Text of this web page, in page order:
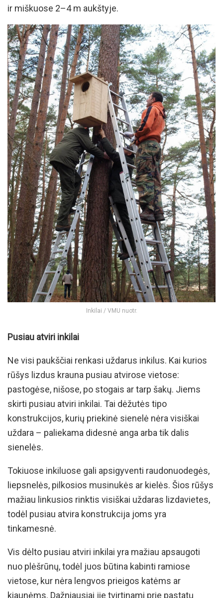
ir miškuose 2–4 m aukštyje.
Inkilai / VMU nuotr.
Pusiau atviri inkilai
Ne visi paukščiai renkasi uždarus inkilus. Kai kurios
rūšys lizdus krauna pusiau atvirose vietose:
pastogėse, nišose, po stogais ar tarp šakų. Jiems
skirti pusiau atviri inkilai. Tai dėžutės tipo
konstrukcijos, kurių priekinė sienelė nėra visiškai
uždara – paliekama didesnė anga arba tik dalis
sienelės.
Tokiuose inkiluose gali apsigyventi raudonuodegės,
liepsnelės, pilkosios musinukės ar kielės. Šios rūšys
mažiau linkusios rinktis visiškai uždaras lizdavietes,
todėl pusiau atvira konstrukcija joms yra
tinkamesnė.
Vis dėlto pusiau atviri inkilai yra mažiau apsaugoti
nuo plėšrūnų, todėl juos būtina kabinti ramiose
vietose, kur nėra lengvos prieigos katėms ar
kiaunėms. Dažniausiai jie tvirtinami prie pastatų